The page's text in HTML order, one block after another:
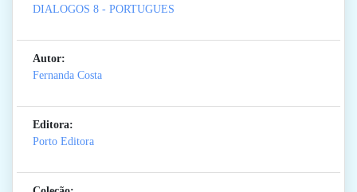
DIALOGOS 8 - PORTUGUES
Autor:
Fernanda Costa
Editora:
Porto Editora